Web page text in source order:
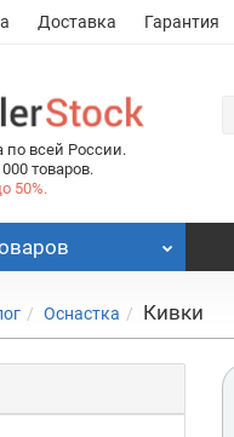
Доставка Гарантия
по всей России.
товаров.
50%.
Оснастка Кивки